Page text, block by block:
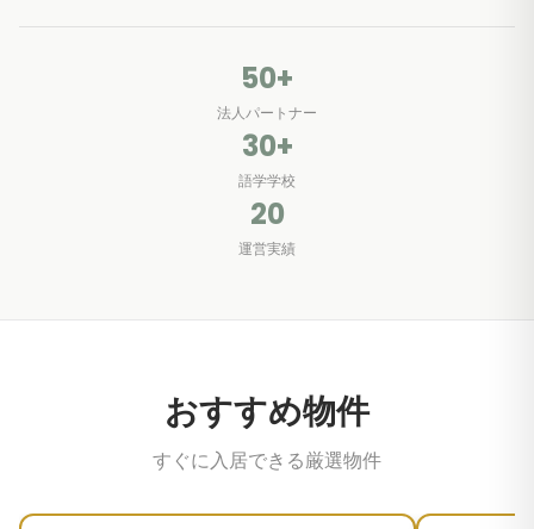
50+
法人パートナー
30+
語学学校
20
運営実績
おすすめ物件
すぐに入居できる厳選物件
‹ › ‹